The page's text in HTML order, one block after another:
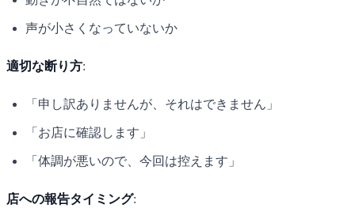
声が小さくなっていないか
適切な断り方:
「申し訳ありませんが、それはできません」
「お店に確認します」
「体調が悪いので、今回は控えます」
店への報告タイミング: